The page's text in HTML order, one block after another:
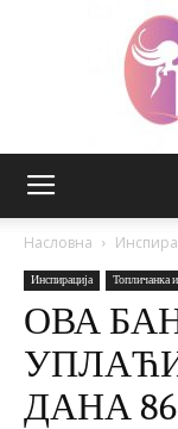
Насловна
Инспирација Топличанка
ОВА
ДАНА 86